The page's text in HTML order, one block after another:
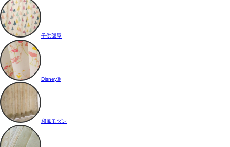
子供部屋
Disney®
和風モダン